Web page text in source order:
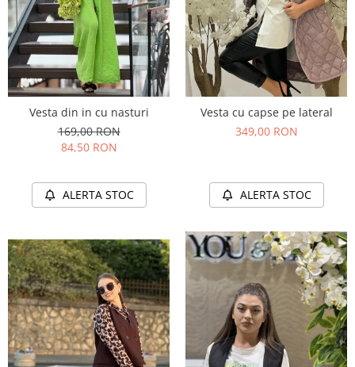
Vesta din in cu nasturi
169,00 RON
84,50 RON
ALERTA STOC
Vesta cu capse pe lateral
349,00 RON
ALERTA STOC